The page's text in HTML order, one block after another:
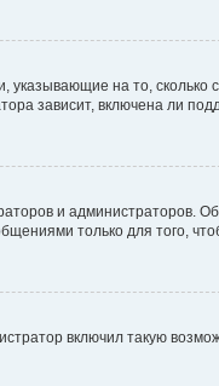
указывающие на то,
зависит, включена ли
и администраторов.
только для того,
включил такую